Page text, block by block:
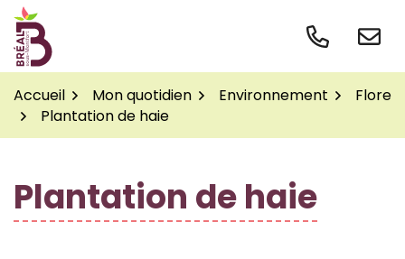
Gestion des traceurs
Aller
contenu
Accueil
Mon quotidien Environnement
Flore
Plantation de haie
Plantation de haie